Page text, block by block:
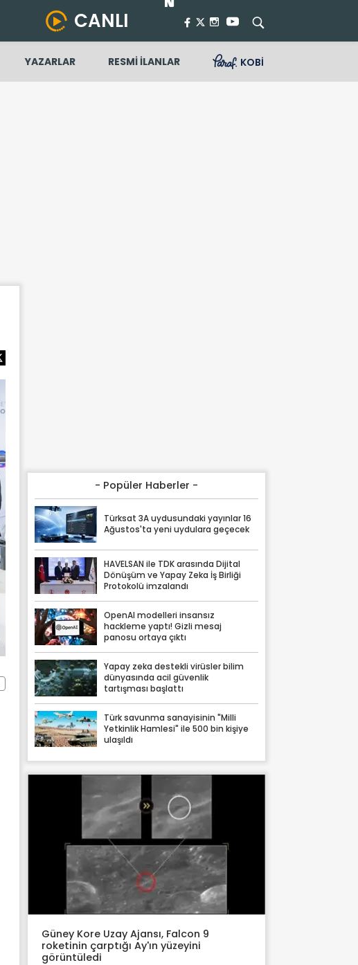
CANLI
YAZARLAR RESMİ İLANLAR KOBİ
- Popüler Haberler -
Türksat 3A uydusundaki yayınlar 16
Ağustos'ta yeni uydulara geçecek
HAVELSAN ile TDK arasında Dijital
Dönüşüm ve Yapay Zeka İş Birliği
Protokolü imzalandı
OpenAI modelleri insansız
hackleme yaptı! Gizli mesaj
panosu ortaya çıktı
Yapay zeka destekli virüsler bilim
dünyasında acil güvenlik
tartışması başlattı
Türk savunma sanayisinin "Milli
Yetkinlik Hamlesi" ile 500 bin kişiye
ulaşıldı
Güney Kore Uzay Ajansı, Falcon 9
roketinin çarptığı Ay'ın yüzeyini
görüntüledi